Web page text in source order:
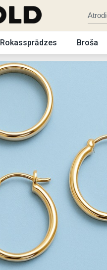
Rokassprādzes Broša